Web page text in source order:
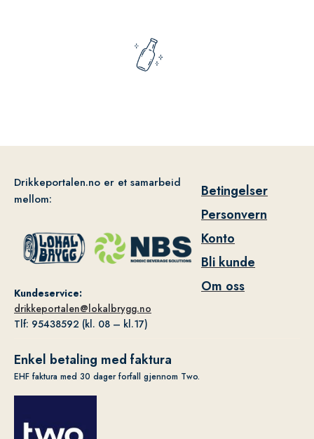
Drikkeportalen.no er et samarbeid
mellom:
Kundeservice:
drikkeportalen@lokalbrygg.no
Tlf: 95438592 (kl. 08 – kl.17)
Betingelser
Personvern
Konto
Bli kunde
Om oss
Enkel betaling med faktura
EHF faktura med 30 dager forfall gjennom Two.